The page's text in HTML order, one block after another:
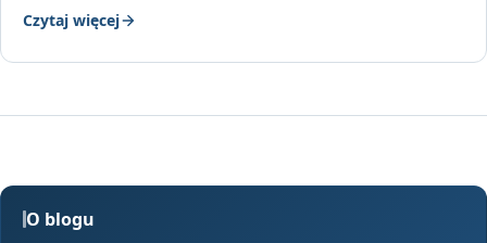
Czytaj więcej
O blogu